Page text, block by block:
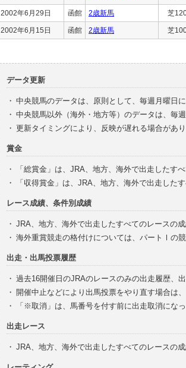
2002年6月29日 函館 2歳新馬 芝
2002年6月15日 函館 2歳新馬 芝
データ更新
・ 中央競馬のデータは、原則として、毎週月曜日
・ 中央競馬以外（海外・地方等）のデータは、毎
・ 更新タイミングにより、反映が遅れる場合があ
賞金
・
「総賞金」は、JRA、地方、海外で出走したす
・
「収得賞金」は、JRA、地方、海外で出走した
レース成績、条件別成績
・ JRA、地方、海外で出走したすべてのレースの
・ 海外重賞競走の格付けについては、パートⅠの
出走・出馬投票履歴
・ 過去16開催日のJRAのレースのみの出走履歴、
・ 開催中止などにより出馬投票をやり直す場合は
・
「※取消」は、馬番号を付す前に出走取消にな
出走レース
・ JRA、地方、海外で出走したすべてのレースの